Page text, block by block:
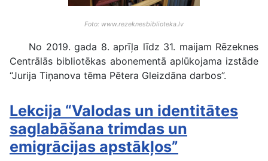
Foto: www.rezeknesbiblioteka.lv
No 2019. gada 8. aprīļa līdz 31. maijam Rēzeknes
Centrālās bibliotēkas abonementā aplūkojama izstāde
“Jurija Tiņanova tēma Pētera Gleizdāna darbos”.
Lekcija “Valodas un identitātes
saglabāšana trimdas un
emigrācijas apstākļos”